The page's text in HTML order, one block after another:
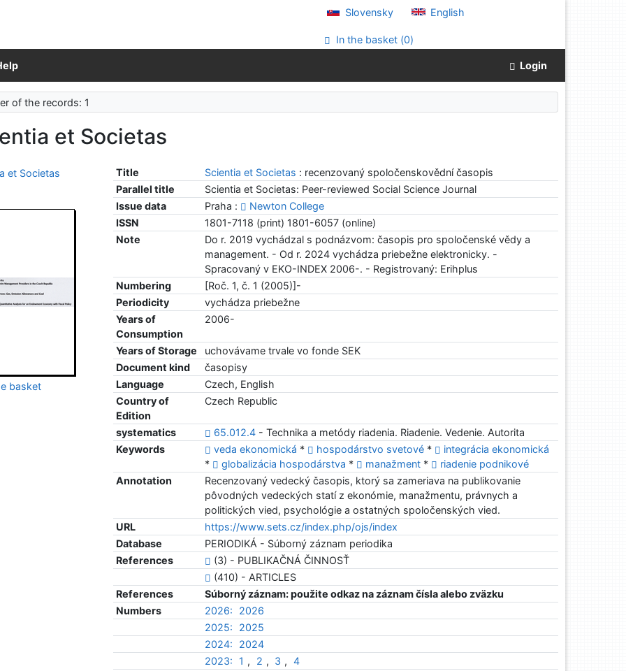
Slovensky English
In the basket (0)
Login
of the records: 1
et Societas
Title Scientia et Societas : recenzovaný spoločenskovědní časopis
Parallel title
Scientia et Societas: Peer-reviewed Social Science Journal
Issue data
Praha :
Newton College
ISSN
1801-7118 (print) 1801-6057 (online)
Note
Do r. 2019 vychádzal s podnázvom: časopis pro spoločenské vědy a
management. - Od r. 2024 vychádza priebežne elektronicky. -
Spracovaný v EKO-INDEX 2006-. - Registrovaný: Erihplus
Numbering
[Roč. 1, č. 1 (2005)]-
Periodicity
vychádza priebežne
Years of
Consumption
2006-
Years of Storage
uchovávame trvale vo fonde SEK
Document kind
časopisy
Language
Czech, English
Country of
Edition
Czech Republic
systematics 65.012.4 - Technika a metódy riadenia. Riadenie. Vedenie. Autorita
Keywords
veda ekonomická * hospodárstvo svetové *
integrácia ekonomická
*
globalizácia hospodárstva * manažment *
riadenie podnikové
Annotation
Recenzovaný vedecký časopis, ktorý sa zameriava na publikovanie
pôvodných vedeckých statí z ekonómie, manažmentu, právnych a
politických vied, psychológie a ostatných spoločenských vied.
URL
https://www.sets.cz/index.php/ojs/index
Database
PERIODIKÁ - Súborný záznam periodika
References
(3) - PUBLIKAČNÁ ČINNOSŤ
(410) - ARTICLES
References
Súborný záznam: použite odkaz na záznam čísla alebo zväzku
Numbers
2026:
2026
2025:
2025
2024:
2024
2023:
1 , 2 , 3 , 4
basket